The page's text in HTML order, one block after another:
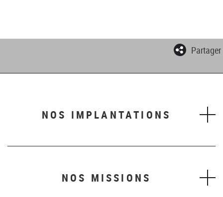
Partager
NOS IMPLANTATIONS
NOS MISSIONS